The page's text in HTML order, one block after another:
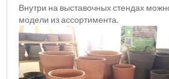
Внутри на выставочных стендах
модели из ассортимента.